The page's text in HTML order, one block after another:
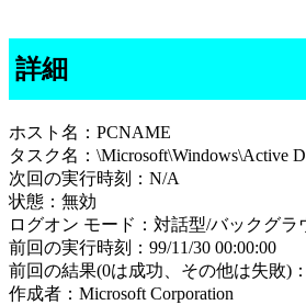
詳細
ホスト名：PCNAME
タスク名：\Microsoft\Windows\Active
次回の実行時刻：N/A
状態：無効
ログオン モード：対話型/バックグラ
前回の実行時刻：99/11/30 00:00:00
前回の結果(0は成功、その他は失敗)：
作成者：Microsoft Corporation